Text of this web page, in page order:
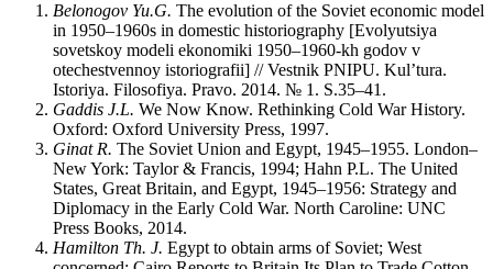
Belonogov Yu.G. The evolution of the Soviet economic model
in 1950–1960s in domestic historiography [Evolyutsiya
sovetskoy modeli ekonomiki 1950–1960-kh godov v
otechestvennoy istoriografii] // Vestnik PNIPU. Kul’tura.
Istoriya. Filosofiya. Pravo. 2014. № 1. S.35–41.
Gaddis J.L. We Now Know. Rethinking Cold War History.
Oxford: Oxford University Press, 1997.
Ginat R. The Soviet Union and Egypt, 1945–1955. London–
New York: Taylor & Francis, 1994; Hahn P.L. The United
States, Great Britain, and Egypt, 1945–1956: Strategy and
Diplomacy in the Early Cold War. North Caroline: UNC
Press Books, 2014.
Hamilton Th. J. Egypt to obtain arms of Soviet; West